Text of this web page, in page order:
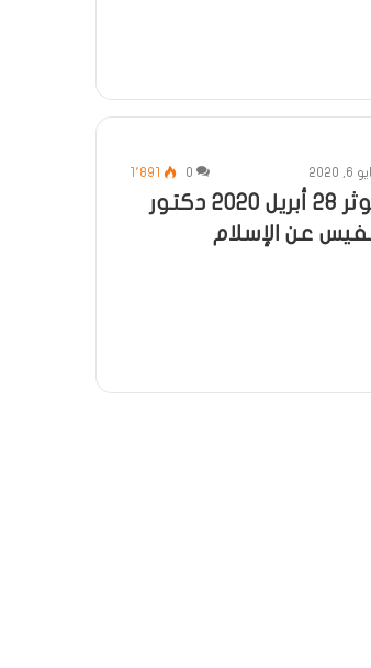
2020
0 1٬891
ندوة قناة الكوثر 28 أبريل 2020 دكتور
عن الإسلام